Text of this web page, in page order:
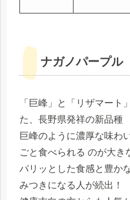
ナガノパープル
「巨峰」と「リザマート
た、長野県発祥の新品種
巨峰のように濃厚な味わ
ごと食べられる のが大き
パリッとした食感と豊か
みつきになる人が続出！